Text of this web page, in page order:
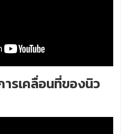
รเคลื่อนที่ของนิว